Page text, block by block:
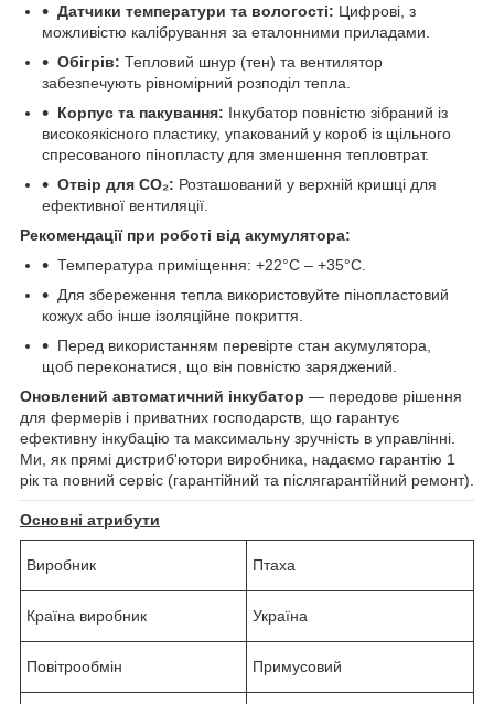
Датчики температури та вологості: Цифрові, з
можливістю калібрування за еталонними приладами.
Обігрів: Тепловий шнур (тен) та вентилятор
забезпечують рівномірний розподіл тепла.
Корпус та пакування: Інкубатор повністю зібраний із
високоякісного пластику, упакований у короб із щільного
спресованого пінопласту для зменшення тепловтрат.
Отвір для СО₂: Розташований у верхній кришці для
ефективної вентиляції.
Рекомендації при роботі від акумулятора:
Температура приміщення: +22°C – +35°C.
Для збереження тепла використовуйте пінопластовий
кожух або інше ізоляційне покриття.
Перед використанням перевірте стан акумулятора,
щоб переконатися, що він повністю заряджений.
Оновлений автоматичний інкубатор — передове рішення
для фермерів і приватних господарств, що гарантує
ефективну інкубацію та максимальну зручність в управлінні.
Ми, як прямі дистриб'ютори виробника, надаємо гарантію 1
рік та повний сервіс (гарантійний та післягарантійний ремонт).
Основні атрибути
Виробник Птаха
Країна виробник Україна
Повітрообмін Примусовий